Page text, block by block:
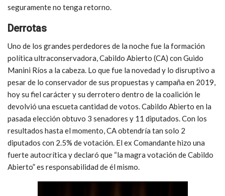
seguramente no tenga retorno.
Derrotas
Uno de los grandes perdedores de la noche fue la formación
política ultraconservadora, Cabildo Abierto (CA) con Guido
Manini Ríos a la cabeza. Lo que fue la novedad y lo disruptivo a
pesar de lo conservador de sus propuestas y campaña en 2019,
hoy su fiel carácter y su derrotero dentro de la coalición le
devolvió una escueta cantidad de votos. Cabildo Abierto en la
pasada elección obtuvo 3 senadores y 11 diputados. Con los
resultados hasta el momento, CA obtendría tan solo 2
diputados con 2.5% de votación. El ex Comandante hizo una
fuerte autocrítica y declaró que “la magra votación de Cabildo
Abierto” es responsabilidad de él mismo.